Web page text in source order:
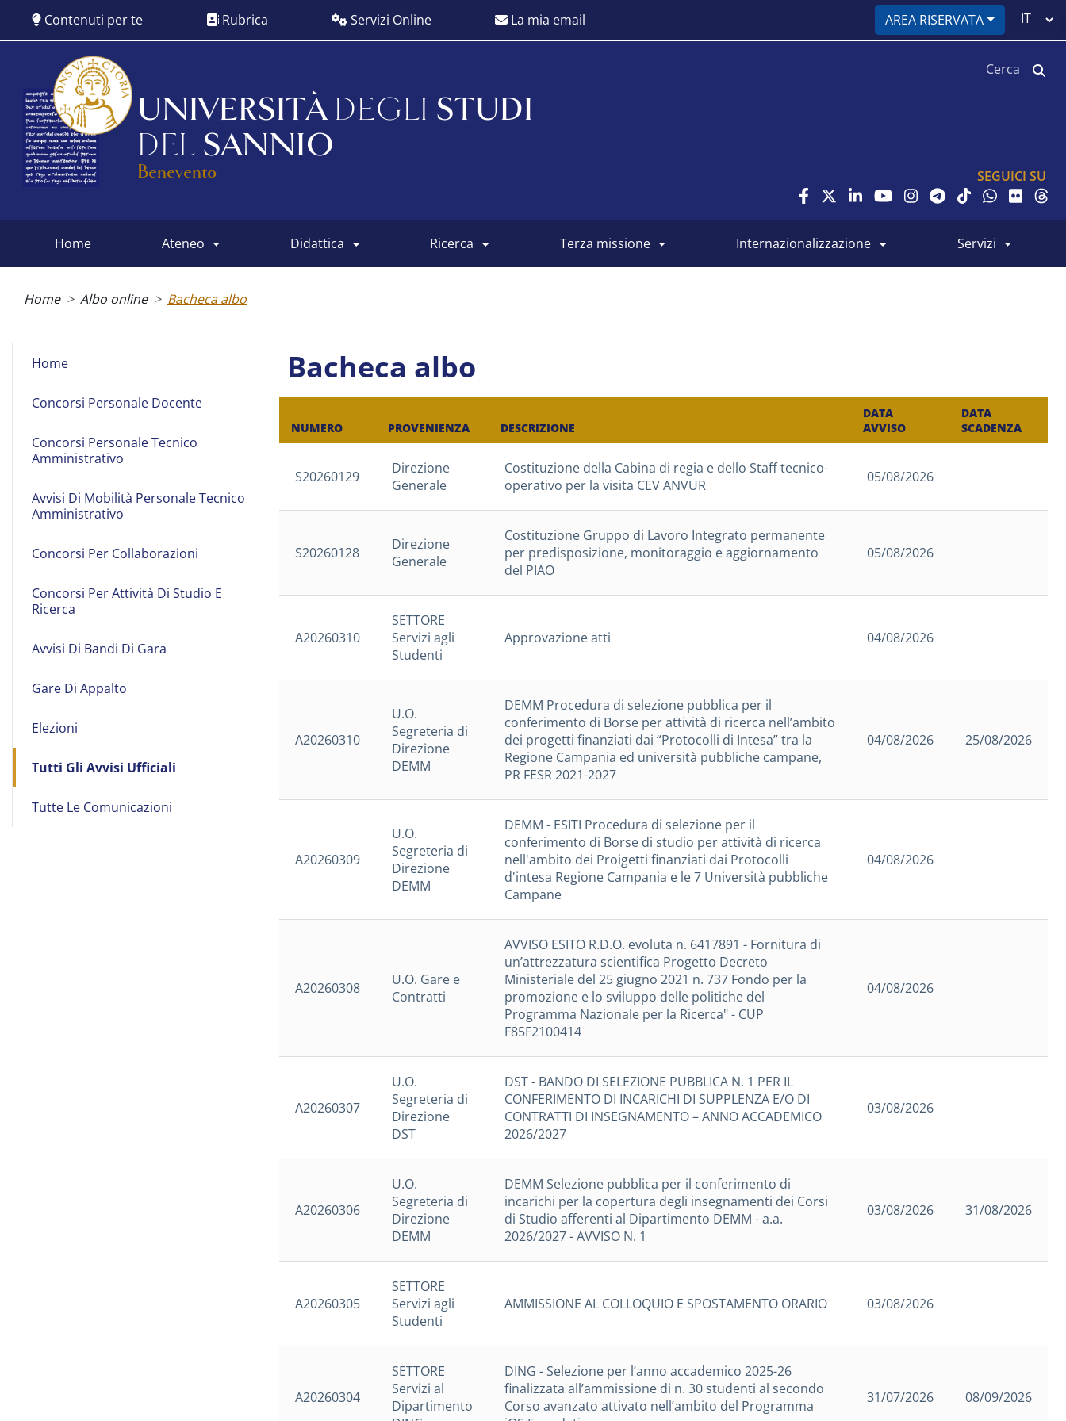
contenuto
Contenuti per te Rubrica Servizi Online La mia email AREA RISERVATA
Select
UNIVERSITÀ DEGLI STUDI
DEL SANNIO
Benevento SEGUICI SU
menu
home ateneo didattica ricerca terza missione internazionalizzazione servizi
Home Albo online Bacheca albo
Home
Concorsi Personale Docente
Concorsi Personale Tecnico
Amministrativo
Avvisi Di Mobilità Personale Tecnico
Amministrativo
Concorsi Per Collaborazioni
Concorsi Per Attività Di Studio E
Ricerca
Avvisi Di Bandi Di Gara
Gare Di Appalto
Elezioni
Tutti Gli Avvisi Ufficiali
Tutte Le Comunicazioni
Bacheca albo
NUMERO PROVENIENZA DESCRIZIONE
DATA
AVVISO
DATA
SCADENZA
S20260129
Direzione
Generale
Costituzione della Cabina di regia e dello Staff tecnico-
operativo per la visita CEV ANVUR
05/08/2026
S20260128
Direzione
Generale
Costituzione Gruppo di Lavoro Integrato permanente
per predisposizione, monitoraggio e aggiornamento
del PIAO
05/08/2026
A20260310
SETTORE
Servizi agli
Studenti
Approvazione atti 04/08/2026
A20260310
U.O.
Segreteria di
Direzione
DEMM
DEMM Procedura di selezione pubblica per il
conferimento di Borse per attività di ricerca nell’ambito
dei progetti finanziati dai “Protocolli di Intesa” tra la
Regione Campania ed università pubbliche campane,
PR FESR 2021-2027
04/08/2026 25/08/2026
A20260309
U.O.
Segreteria di
Direzione
DEMM
DEMM - ESITI Procedura di selezione per il
conferimento di Borse di studio per attività di ricerca
nell'ambito dei Proigetti finanziati dai Protocolli
d'intesa Regione Campania e le 7 Università pubbliche
Campane
04/08/2026
A20260308
U.O. Gare e
Contratti
AVVISO ESITO R.D.O. evoluta n. 6417891 - Fornitura di
un’attrezzatura scientifica Progetto Decreto
Ministeriale del 25 giugno 2021 n. 737 Fondo per la
promozione e lo sviluppo delle politiche del
Programma Nazionale per la Ricerca" - CUP
F85F2100414
04/08/2026
A20260307
U.O.
Segreteria di
Direzione
DST
DST - BANDO DI SELEZIONE PUBBLICA N. 1 PER IL
CONFERIMENTO DI INCARICHI DI SUPPLENZA E/O DI
CONTRATTI DI INSEGNAMENTO – ANNO ACCADEMICO
2026/2027
03/08/2026
A20260306
U.O.
Segreteria di
Direzione
DEMM
DEMM Selezione pubblica per il conferimento di
incarichi per la copertura degli insegnamenti dei Corsi
di Studio afferenti al Dipartimento DEMM - a.a.
2026/2027 - AVVISO N. 1
03/08/2026 31/08/2026
A20260305
SETTORE
Servizi agli
Studenti
AMMISSIONE AL COLLOQUIO E SPOSTAMENTO ORARIO 03/08/2026
A20260304
SETTORE
Servizi al
Dipartimento
DING - Selezione per l’anno accademico 2025-26
finalizzata all’ammissione di n. 30 studenti al secondo
Corso avanzato attivato nell’ambito del Programma
31/07/2026 08/09/2026